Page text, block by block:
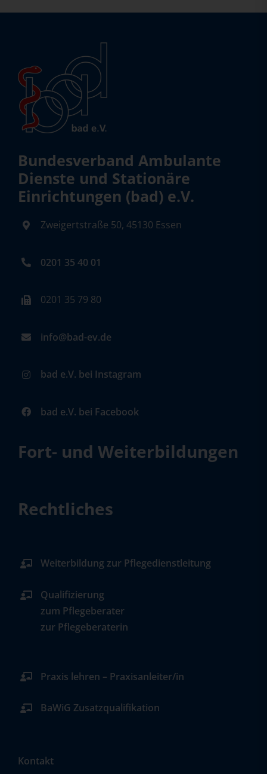
Bundesverband Ambulante
Dienste und Stationäre
Einrichtungen (bad) e.V.
Zweigertstraße 50, 45130 Essen
0201 35 40 01
0201 35 79 80
info@bad-ev.de
bad e.V. bei Instagram
bad e.V. bei Facebook
Fort- und Weiterbildungen
Rechtliches
Weiterbildung zur Pflegedienstleitung
Qualifizierung
zum Pflegeberater
zur Pflegeberaterin
Praxis lehren – Praxisanleiter/in
BaWiG Zusatzqualifikation
Kontakt